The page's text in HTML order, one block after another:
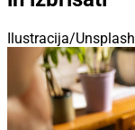
Ilustracija/Unsplash